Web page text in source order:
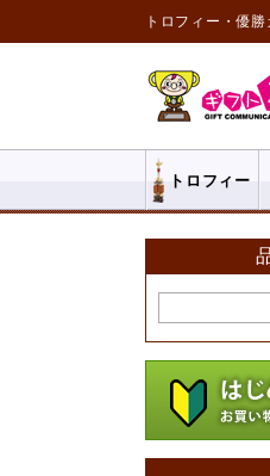
トロフィー・優
トロフィー